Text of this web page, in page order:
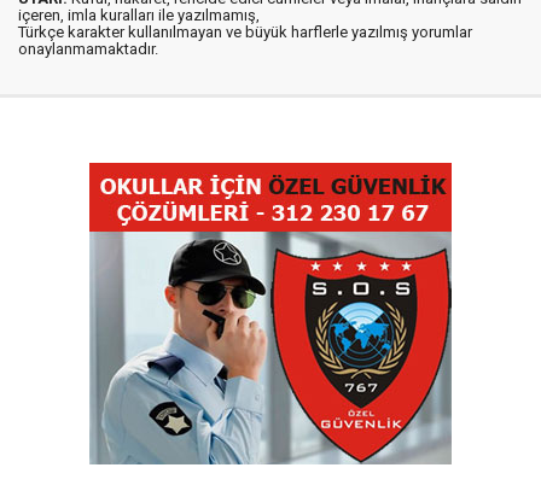
içeren, imla kuralları ile yazılmamış,
Türkçe karakter kullanılmayan ve büyük harflerle yazılmış yorumlar
onaylanmamaktadır.